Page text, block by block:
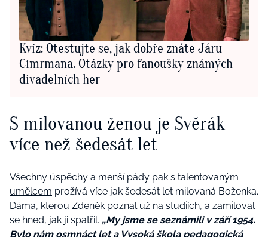
Kvíz: Otestujte se, jak dobře znáte Járu
Cimrmana. Otázky pro fanoušky známých
divadelních her
S milovanou ženou je Svěrák
více než šedesát let
Všechny úspěchy a menší pády pak s talentovaným
umělcem prožívá více jak šedesát let milovaná Boženka.
Dáma, kterou Zdeněk poznal už na studiích, a zamiloval
se hned, jak ji spatřil. „My jsme se seznámili v září 1954.
Bylo nám osmnáct let a Vysoká škola pedagogická